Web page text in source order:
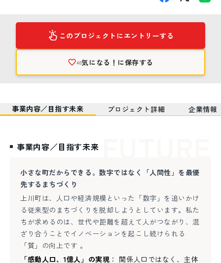
40気になる！ に保存する
このプロジェクトにエントリーする
事業内容／目指す未来 プロジェクト詳細 企業情報
事業内容／目指す未来
小さな町だからできる。数字ではなく「人間性」を最優
先するまちづくり
上川町は、人口や経済規模といった「数字」を追いかけ
る従来型のまちづくりを脱却しようとしています。私た
ちが求めるのは、世代や距離を超えて人がつながり、混
ざり合うことでイノベーションを起こし続けられる
「質」の向上です 。
「感動人口、1億人」の実現 ： 関係人口ではなく、主体